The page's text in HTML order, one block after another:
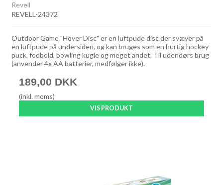
Revell
REVELL-24372
Outdoor Game "Hover Disc" er en luftpude disc der svæver på
en luftpude på undersiden, og kan bruges som en hurtig hockey
puck, fodbold, bowling kugle og meget andet. Til udendørs brug
(anvender 4x AA batterier, medfølger ikke).
189,00 DKK
(inkl. moms)
VIS PRODUKT